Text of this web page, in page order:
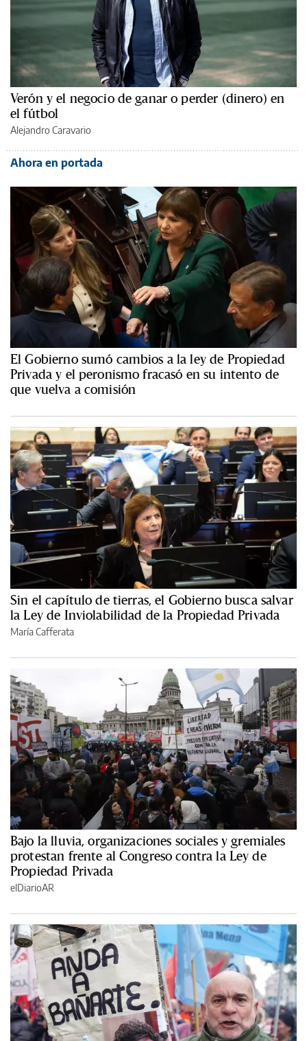
Verón y el negocio de ganar o perder (dinero) en
el fútbol
Alejandro Caravario
Ahora en portada
El Gobierno sumó cambios a la ley de Propiedad
Privada y el peronismo fracasó en su intento de
que vuelva a comisión
Sin el capítulo de tierras, el Gobierno busca salvar
la Ley de Inviolabilidad de la Propiedad Privada
María Cafferata
Bajo la lluvia, organizaciones sociales y gremiales
protestan frente al Congreso contra la Ley de
Propiedad Privada
elDiarioAR